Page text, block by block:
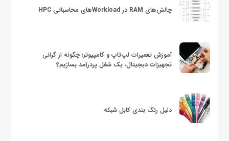
چالش‌های RAM در Workloadهای محاسباتی HPC
آموزش تعمیرات لپ‌تاپ و کامپیوتر؛ چگونه از گرانی
تجهیزات دیجیتال، یک شغل پردرآمد بسازیم؟
دلیل رنگ بندی کابل شبکه